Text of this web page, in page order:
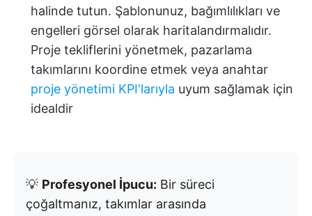
halinde tutun. Şablonunuz, bağımlılıkları ve
engelleri görsel olarak haritalandırmalıdır.
Proje tekliflerini yönetmek, pazarlama
takımlarını koordine etmek veya anahtar
proje yönetimi KPI'larıyla uyum sağlamak için
idealdir
💡 Profesyonel İpucu: Bir süreci
çoğaltmanız, takımlar arasında